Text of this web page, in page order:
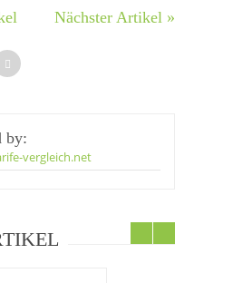
Nächster Artikel »
by:
vergleich.net